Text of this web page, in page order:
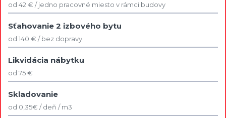
od 42 € / jedno pracovné miesto v rámci budovy
Sťahovanie 2 izbového bytu
od 140 € / bez dopravy
Likvidácia nábytku
od 75 €
Skladovanie
od 0,35€ / deň / m3